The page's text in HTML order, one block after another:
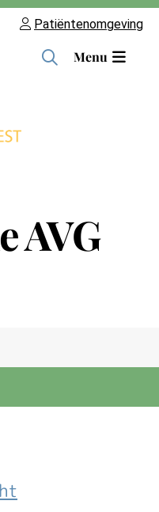
Patiëntenomgeving
H
u
Menu
AVG